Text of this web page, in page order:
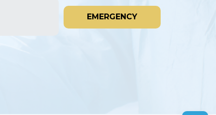
EMERGENCY